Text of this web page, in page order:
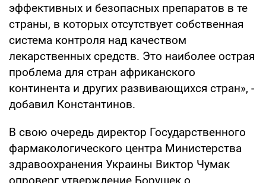
эффективных и безопасных препаратов в те
страны, в которых отсутствует собственная
система контроля над качеством
лекарственных средств. Это наиболее острая
проблема для стран африканского
континента и других развивающихся стран», -
добавил Константинов.
В свою очередь директор Государственного
фармакологического центра Министерства
здравоохранения Украины Виктор Чумак
опроверг утверждение Борушек о